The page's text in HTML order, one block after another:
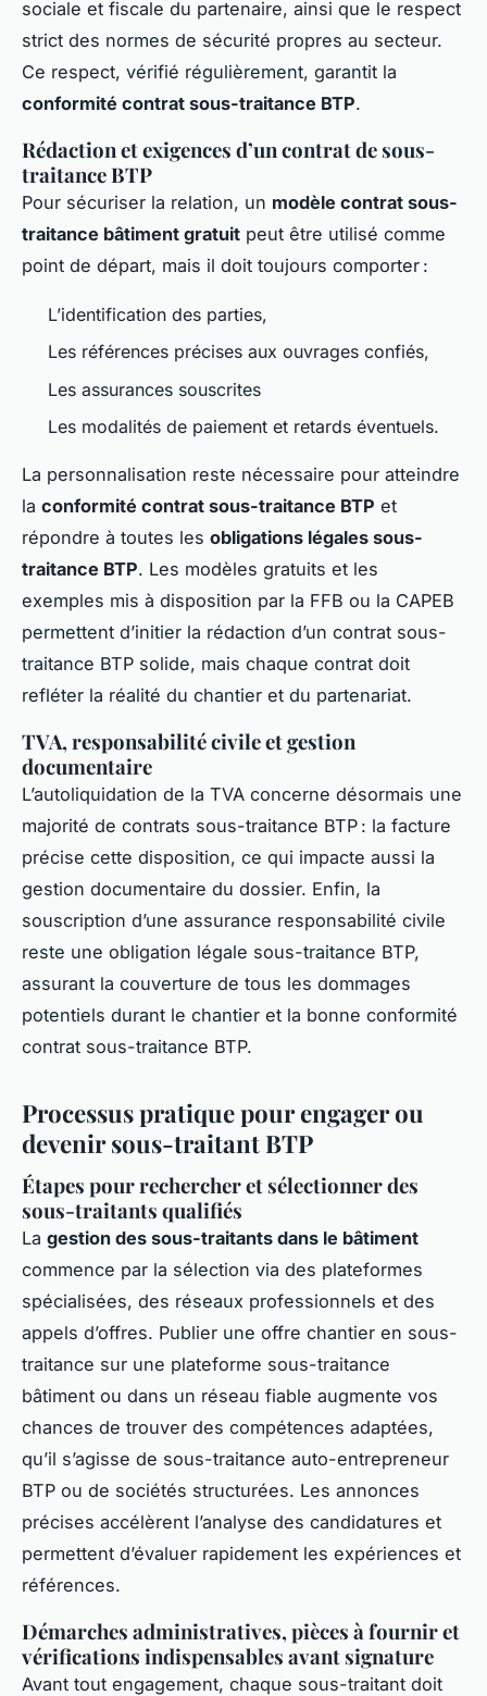
sociale et fiscale du partenaire, ainsi que le respect
strict des normes de sécurité propres au secteur.
Ce respect, vérifié régulièrement, garantit la
conformité contrat sous-traitance BTP.
Rédaction et exigences d’un contrat de sous-
traitance BTP
Pour sécuriser la relation, un modèle contrat sous-
traitance bâtiment gratuit peut être utilisé comme
point de départ, mais il doit toujours comporter :
L’identification des parties,
Les références précises aux ouvrages confiés,
Les assurances souscrites
Les modalités de paiement et retards éventuels.
La personnalisation reste nécessaire pour atteindre
la conformité contrat sous-traitance BTP et
répondre à toutes les obligations légales sous-
traitance BTP. Les modèles gratuits et les
exemples mis à disposition par la FFB ou la CAPEB
permettent d’initier la rédaction d’un contrat sous-
traitance BTP solide, mais chaque contrat doit
refléter la réalité du chantier et du partenariat.
TVA, responsabilité civile et gestion
documentaire
L’autoliquidation de la TVA concerne désormais une
majorité de contrats sous-traitance BTP : la facture
précise cette disposition, ce qui impacte aussi la
gestion documentaire du dossier. Enfin, la
souscription d’une assurance responsabilité civile
reste une obligation légale sous-traitance BTP,
assurant la couverture de tous les dommages
potentiels durant le chantier et la bonne conformité
contrat sous-traitance BTP.
Processus pratique pour engager ou
devenir sous-traitant BTP
Étapes pour rechercher et sélectionner des
sous-traitants qualifiés
La gestion des sous-traitants dans le bâtiment
commence par la sélection via des plateformes
spécialisées, des réseaux professionnels et des
appels d’offres. Publier une offre chantier en sous-
traitance sur une plateforme sous-traitance
bâtiment ou dans un réseau fiable augmente vos
chances de trouver des compétences adaptées,
qu’il s’agisse de sous-traitance auto-entrepreneur
BTP ou de sociétés structurées. Les annonces
précises accélèrent l’analyse des candidatures et
permettent d’évaluer rapidement les expériences et
références.
Démarches administratives, pièces à fournir et
vérifications indispensables avant signature
Avant tout engagement, chaque sous-traitant doit